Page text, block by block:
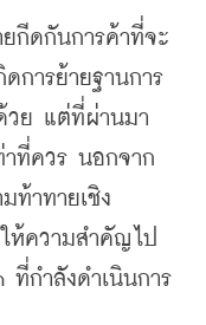
กีดกันการค้าที่จะ
การย้ายฐานการ
วย แต่ที่ผ่านมา
าที่ควร นอกจาก
ท้าทายเชิง
ห้ความสำคัญไป
กำลังดำเนินการ